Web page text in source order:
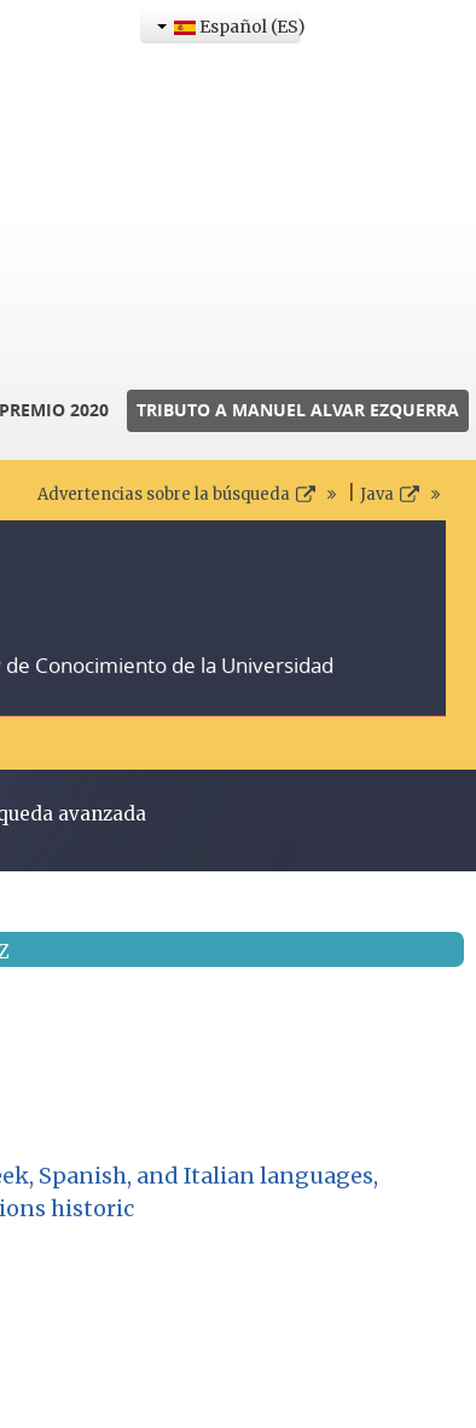
Español (ES)
PREMIO 2020 TRIBUTO A MANUEL ALVAR EZQUERRA
Advertencias sobre la búsqueda Java
Conocimiento de la Universidad
avanzada
Spanish, and Italian languages,
historic